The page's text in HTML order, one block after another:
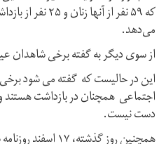
که ۵۹ نفر از
می‌دهد.
از سوی دیگر به گفته برخی شاهدان
این در حالیست که گفته می شود
اجتماعی همچنان در بازداشت هستند
دست نیست.